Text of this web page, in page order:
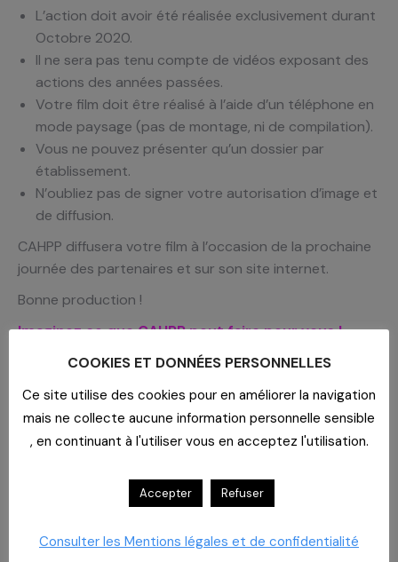
L’action doit avoir été réalisée exclusivement durant
Octobre 2020.
Il ne sera pas tenu compte de vidéos exposant des
actions des années passées.
Votre film doit être réalisé à l’aide d’un téléphone en
mode paysage (pas de montage, ni de compilation).
Vous ne pouvez présenter qu’un dossier par
établissement.
N’oubliez pas de signer votre autorisation d’image et
de diffusion.
CAHPP diffusera votre film à l’occasion de la prochaine
journée des partenaires et sur son site internet.
Bonne production !
Imaginez ce que CAHPP peut faire pour vous !
L’équipe Développement Durable
developpement-durable@cahpp.fr
rendez-vous approche !
COOKIES ET DONNÉES PERSONNELLES
Ce site utilise des cookies pour en améliorer la navigation
mais ne collecte aucune information personnelle sensible
, en continuant à l'utiliser vous en acceptez l'utilisation.
Accepter Refuser
Consulter les Mentions légales et de confidentialité